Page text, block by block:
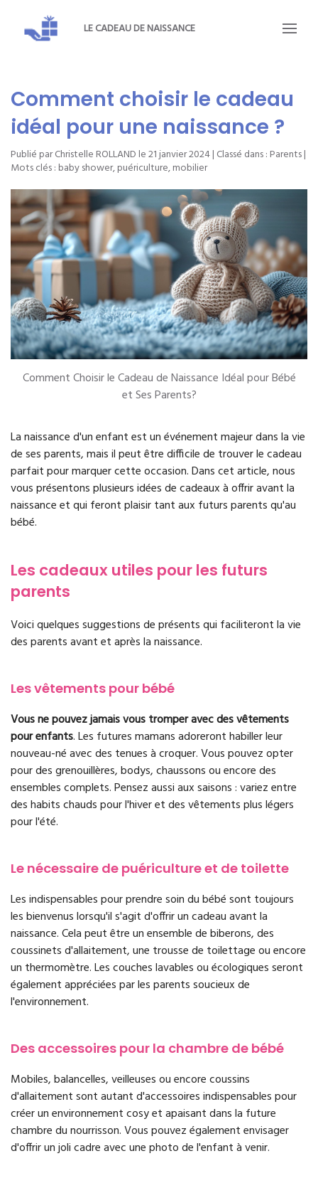
LE CADEAU DE NAISSANCE
Comment choisir le cadeau
idéal pour une naissance ?
Publié par Christelle ROLLAND le21 janvier 2024| Classé dans : Parents|
Mots clés : baby shower,puériculture,mobilier
Comment Choisir le Cadeau de Naissance Idéal pour Bébé
et Ses Parents?
La naissance d'un enfant est un événement majeur dans la vie
de ses parents, mais il peut être difficile de trouver le cadeau
parfait pour marquer cette occasion. Dans cet article, nous
vous présentons plusieurs idées de cadeaux à offrir avant la
naissance et qui feront plaisir tant aux futurs parents qu'au
bébé.
Les cadeaux utiles pour les futurs
parents
Voici quelques suggestions de présents qui faciliteront la vie
des parents avant et après la naissance.
Les vêtements pour bébé
Vous ne pouvez jamais vous tromper avec des vêtements
pour enfants. Les futures mamans adoreront habiller leur
nouveau-né avec des tenues à croquer. Vous pouvez opter
pour des grenouillères, bodys, chaussons ou encore des
ensembles complets. Pensez aussi aux saisons : variez entre
des habits chauds pour l'hiver et des vêtements plus légers
pour l'été.
Le nécessaire de puériculture et de toilette
Les indispensables pour prendre soin du bébé sont toujours
les bienvenus lorsqu'il s'agit d'offrir un cadeau avant la
naissance. Cela peut être un ensemble de biberons, des
coussinets d'allaitement, une trousse de toilettage ou encore
un thermomètre. Les couches lavables ou écologiques seront
également appréciées par les parents soucieux de
l'environnement.
Des accessoires pour la chambre de bébé
Mobiles, balancelles, veilleuses ou encore coussins
d'allaitement sont autant d'accessoires indispensables pour
créer un environnement cosy et apaisant dans la future
chambre du nourrisson. Vous pouvez également envisager
d'offrir un joli cadre avec une photo de l'enfant à venir.